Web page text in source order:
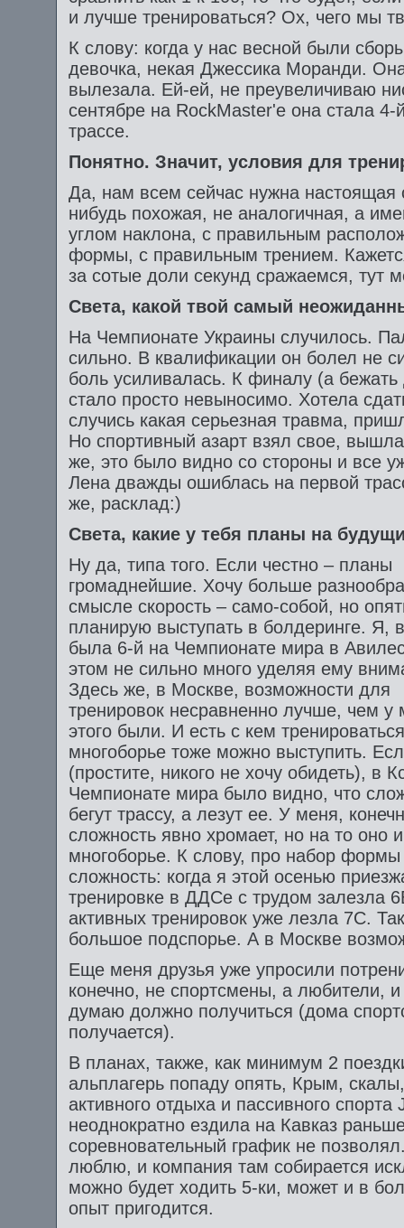
и лучше тренироваться? Ох, чего мы
К слову: когда у нас весной были
девочка, некая Джессика Моранди.
вылезала. Ей-ей, не преувеличиваю
сентябре на RockMaster'е она стала
трассе.
Понятно. Значит, условия для
Да, нам всем сейчас нужна настоящая
нибудь похожая, не аналогичная, а
углом наклона, с правильным
формы, с правильным трением.
за сотые доли секунд сражаемся, тут
Света, какой твой самый
На Чемпионате Украины случилось.
сильно. В квалификации он болел не
боль усиливалась. К финалу (а
стало просто невыносимо. Хотела
случись какая серьезная травма,
Но спортивный азарт взял свое,
же, это было видно со стороны и все
Лена дважды ошиблась на первой
же, расклад:)
Света, какие у тебя планы на
Ну да, типа того. Если честно – планы
громаднейшие. Хочу больше
смысле скорость – само-собой, но
планирую выступать в болдеринге. Я,
была 6-й на Чемпионате мира в
этом не сильно много уделяя ему
Здесь же, в Москве, возможности для
тренировок несравненно лучше, чем у
этого были. И есть с кем
многоборье тоже можно выступить.
(простите, никого не хочу обидеть), в
Чемпионате мира было видно, что
бегут трассу, а лезут ее. У меня,
сложность явно хромает, но на то оно и
многоборье. К слову, про набор формы
сложность: когда я этой осенью
тренировке в ДДСе с трудом залезла
активных тренировок уже лезла 7С.
большое подспорье. А в Москве
Еще меня друзья уже упросили
конечно, не спортсмены, а любители,
думаю должно получиться (дома
получается).
В планах, также, как минимум 2
альплагерь попаду опять, Крым,
активного отдыха и пассивного
неоднократно ездила на Кавказ
соревновательный график не
люблю, и компания там собирается
можно будет ходить 5-ки, может и в
опыт пригодится.